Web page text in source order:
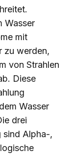
Wasser
mit
zu werden,
von Strahlen
Diese
Wasser
drei
sind Alpha-,